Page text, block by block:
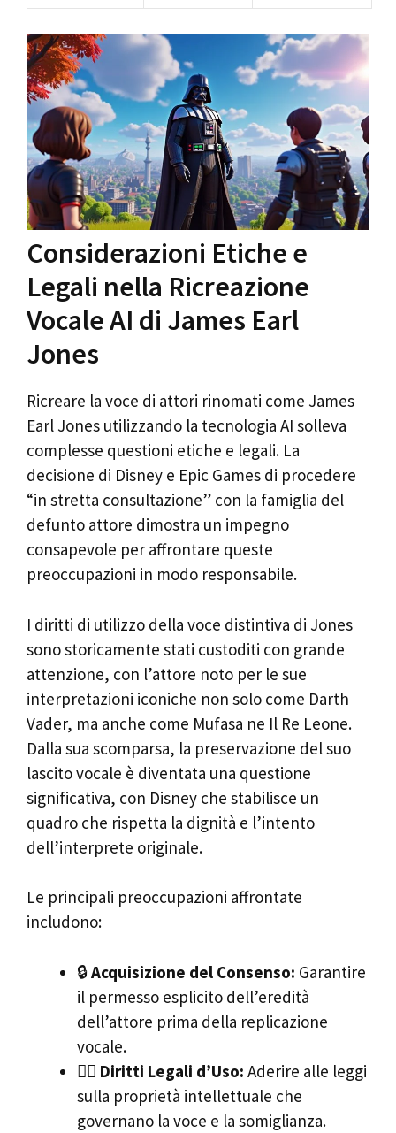
Considerazioni Etiche e
Legali nella Ricreazione
Vocale AI di James Earl
Jones
Ricreare la voce di attori rinomati come James
Earl Jones utilizzando la tecnologia AI solleva
complesse questioni etiche e legali. La
decisione di Disney e Epic Games di procedere
“in stretta consultazione” con la famiglia del
defunto attore dimostra un impegno
consapevole per affrontare queste
preoccupazioni in modo responsabile.
I diritti di utilizzo della voce distintiva di Jones
sono storicamente stati custoditi con grande
attenzione, con l’attore noto per le sue
interpretazioni iconiche non solo come Darth
Vader, ma anche come Mufasa ne Il Re Leone.
Dalla sua scomparsa, la preservazione del suo
lascito vocale è diventata una questione
significativa, con Disney che stabilisce un
quadro che rispetta la dignità e l’intento
dell’interprete originale.
Le principali preoccupazioni affrontate
includono:
🔒Acquisizione del Consenso: Garantire
il permesso esplicito dell’eredità
dell’attore prima della replicazione
vocale.
🧑‍⚖️ Diritti Legali d’Uso: Aderire alle leggi
sulla proprietà intellettuale che
governano la voce e la somiglianza.